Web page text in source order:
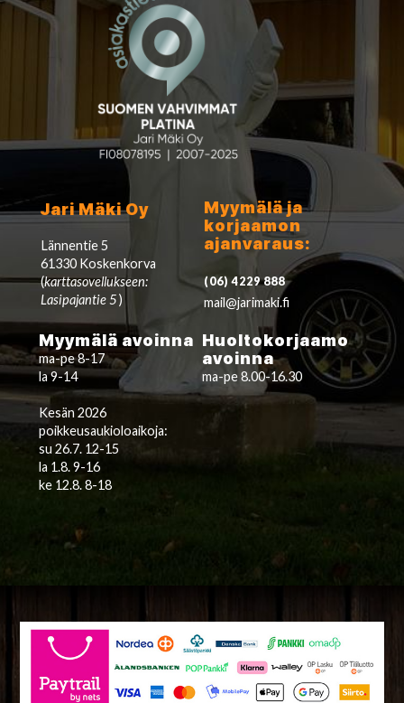
Jari Mäki Oy
Lännentie 5
61330 Koskenkorva
(karttasovellukseen:
Lasipajantie 5)
Myymälä ja
korjaamon
ajanvaraus:
(06) 4229 888
mail@jarimaki.fi
Myymälä avoinna
ma-pe 8-17
la 9-14
Kesän 2026
poikkeusaukioloaikoja:
su 26.7. 12-15
la 1.8. 9-16
ke 12.8. 8-18
Huoltokorjaamo
avoinna
ma-pe 8.00-16.30